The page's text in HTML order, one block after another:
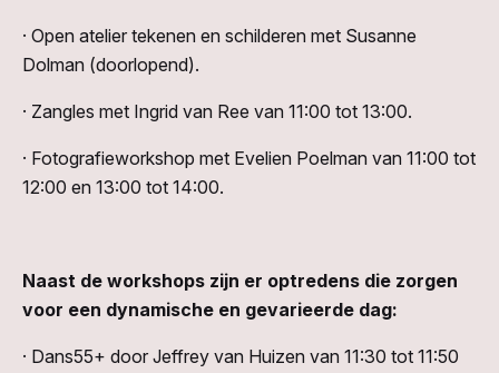
· Open atelier tekenen en schilderen met Susanne
Dolman (doorlopend).
· Zangles met Ingrid van Ree van 11:00 tot 13:00.
· Fotografieworkshop met Evelien Poelman van 11:00 tot
12:00 en 13:00 tot 14:00.
Naast de workshops zijn er optredens die zorgen
voor een dynamische en gevarieerde dag:
· Dans55+ door Jeffrey van Huizen van 11:30 tot 11:50